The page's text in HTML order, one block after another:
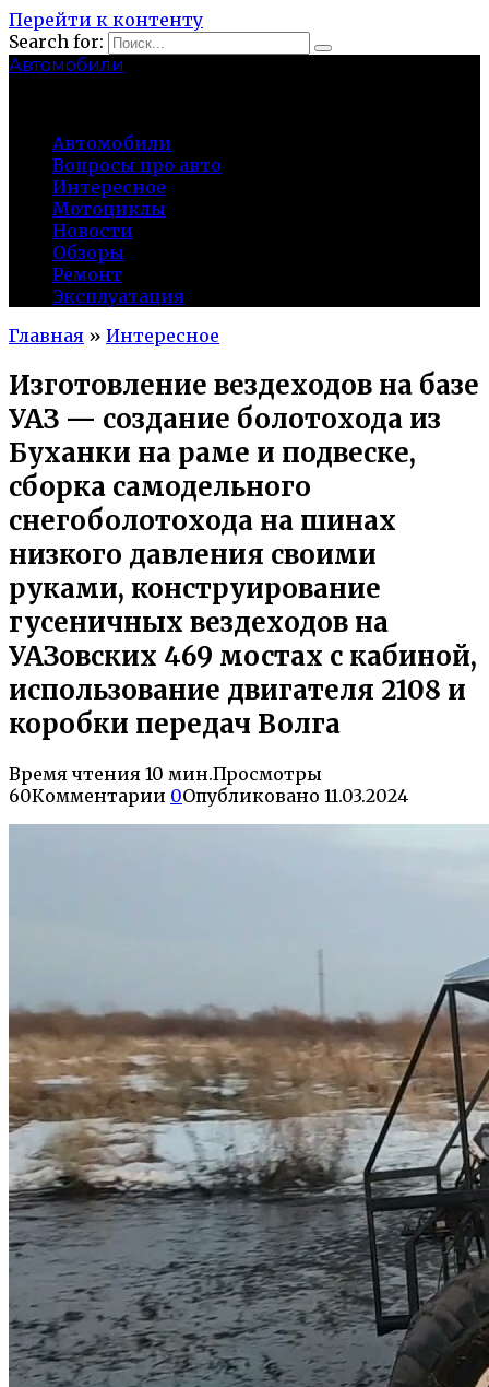
Перейти к контенту
Search for:
Автомобили
Автомобили
Вопросы про авто
Интересное
Мотоциклы
Новости
Обзоры
Ремонт
Эксплуатация
Главная » Интересное
Изготовление вездеходов на базе
УАЗ — создание болотохода из
Буханки на раме и подвеске,
сборка самодельного
снегоболотохода на шинах
низкого давления своими
руками, конструирование
гусеничных вездеходов на
УАЗовских 469 мостах с кабиной,
использование двигателя 2108 и
коробки передач Волга
Время чтения 10 мин.Просмотры
60Комментарии 0Опубликовано 11.03.2024